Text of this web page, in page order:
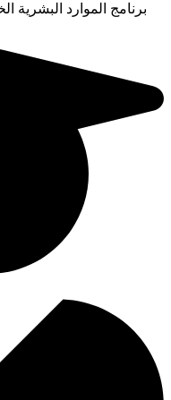
برنامج الموارد البشرية